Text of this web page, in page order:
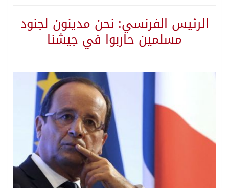
الرئيس الفرنسي: نحن مدينون لجنود
مسلمين حاربوا في جيشنا